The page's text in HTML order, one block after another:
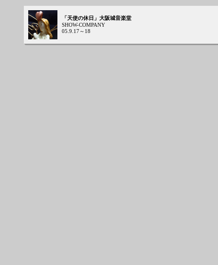
「天使の休日」大阪城音楽堂
SHOW-COMPANY
05.9.17～18